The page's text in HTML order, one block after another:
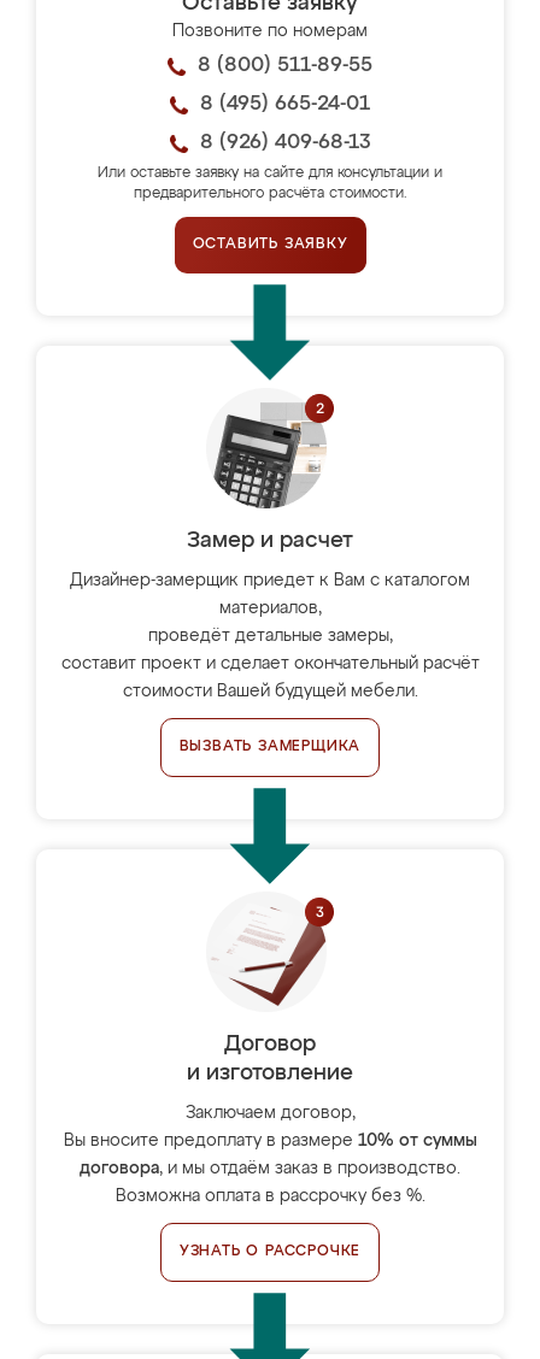
Позвоните по номерам
8 (800) 511-89-55
8 (495) 665-24-01
8 (926) 409-68-13
Или оставьте заявку на сайте для консультации и
предварительного расчёта стоимости.
ОСТАВИТЬ ЗАЯВКУ
Замер и расчет
Дизайнер-замерщик приедет к Вам с каталогом
материалов,
проведёт детальные замеры,
составит проект и сделает окончательный расчёт
стоимости Вашей будущей мебели.
ВЫЗВАТЬ ЗАМЕРЩИКА
Договор
и изготовление
Заключаем договор,
Вы вносите предоплату в размере 10% от суммы
договора, и мы отдаём заказ в производство.
Возможна оплата в рассрочку без %.
УЗНАТЬ О РАССРОЧКЕ